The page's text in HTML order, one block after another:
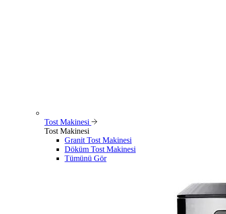
Tost Makinesi
Tost Makinesi
Granit Tost Makinesi
Döküm Tost Makinesi
Tümünü Gör